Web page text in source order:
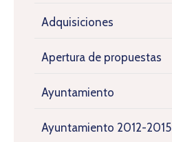
Adquisiciones
Apertura de propuestas
Ayuntamiento
Ayuntamiento 2012-2015